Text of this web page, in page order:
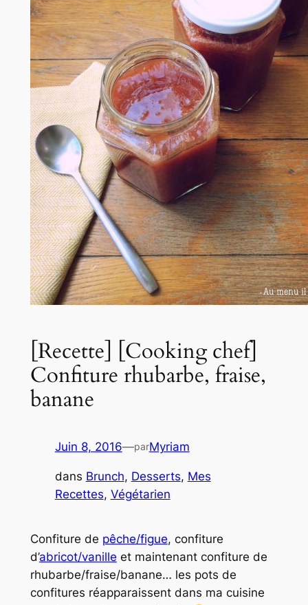
[Recette] [Cooking chef]
Confiture rhubarbe, fraise,
banane
Juin 8, 2016—parMyriam
dans Brunch, Desserts, Mes
Recettes, Végétarien
Confiture de pêche/figue, confiture
d’abricot/vanille et maintenant confiture de
rhubarbe/fraise/banane… les pots de
confitures réapparaissent dans ma cuisine